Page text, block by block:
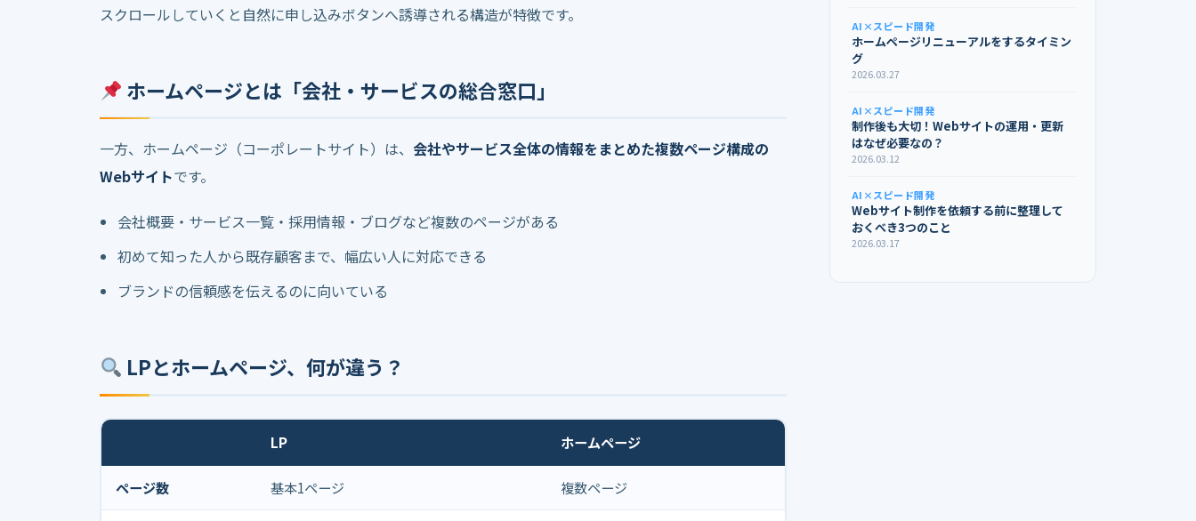
スクロールしていくと自然に申し込みボタンへ誘導される構造が特徴です。
ホームページとは「会社・サービスの総合窓口」
一方、ホームページ（コーポレートサイト）は、 会社やサービス全体の情報をまとめた複数ページ構成の
Webサイトです。
会社概要・サービス一覧・採用情報・ブログなど複数のページがある
初めて知った人から既存顧客まで、幅広い人に対応できる
ブランドの信頼感を伝えるのに向いている
LPとホームページ、何が違う？
LP ホームページ
ページ数 基本1ページ 複数ページ
AI×スピード開発
ホームページリニューアルをするタイミン
グ
2026.03.27
AI×スピード開発
制作後も大切！Webサイトの運用・更新
はなぜ必要なの？
2026.03.12
AI×スピード開発
Webサイト制作を依頼する前に整理して
おくべき3つのこと
2026.03.17